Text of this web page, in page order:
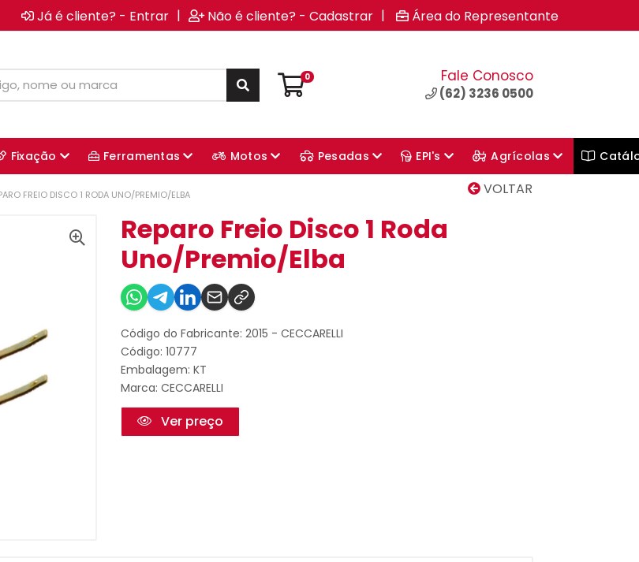
Já é cliente? - Entrar | Não é cliente? - Cadastrar | Área do Representante
0 Fale Conosco
(62) 3236 0500
Fixação Ferramentas Motos Pesadas EPI's Agrícolas
VOLTAR
FREIO DISCO 1 RODA UNO/PREMIO/ELBA
Reparo Freio Disco 1 Roda
Uno/Premio/Elba
Código do Fabricante: 2015 - CECCARELLI
Código: 10777
Embalagem: KT
Marca: CECCARELLI
Ver preço